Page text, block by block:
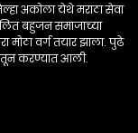
अकोला येथे मराठा सेवा
बहुजन समाजाच्या
मोठा वर्ग तयार झाला. पुढे
करण्यात आली.